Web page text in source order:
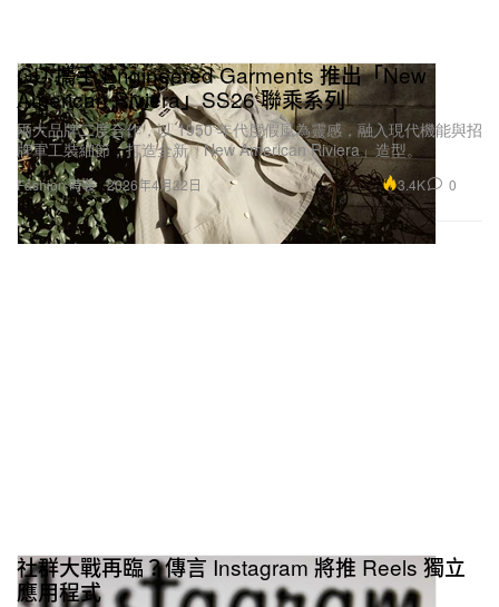
Fashion 時裝
GU 攜手 Engineered Garments 推出「New
American Riviera」SS26 聯乘系列
兩大品牌二度合作，以 1950 年代度假風為靈感，融入現代機能與招
牌軍工裝細節，打造全新「New American Riviera」造型。
2026年4月22日 3.4K 0
社群大戰再臨？傳言 Instagram 將推 Reels 獨立
應用程式